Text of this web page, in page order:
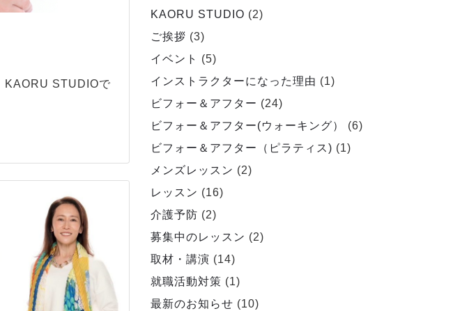
KAORU STUDIOで
KAORU STUDIO (2)
ご挨拶 (3)
イベント
(5)
インストラクターになった理由 (1)
ビフォー＆アフター (24)
ビフォー＆アフター(ウォーキング）
(6)
ビフォー＆アフター（ピラティス) (1)
メンズレッスン (2)
レッスン (16)
介護予防 (2)
募集中のレッスン (2)
取材・講演 (14)
就職活動対策 (1)
最新のお知らせ (10)